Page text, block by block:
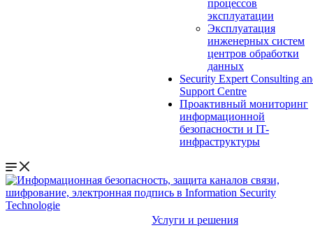
процессов
эксплуатации
Эксплуатация
инженерных систем
центров обработки
данных
Security Expert Consulting
Support Centre
Проактивный мониторинг
информационной
безопасности и IT-
инфраструктуры
Услуги и решения